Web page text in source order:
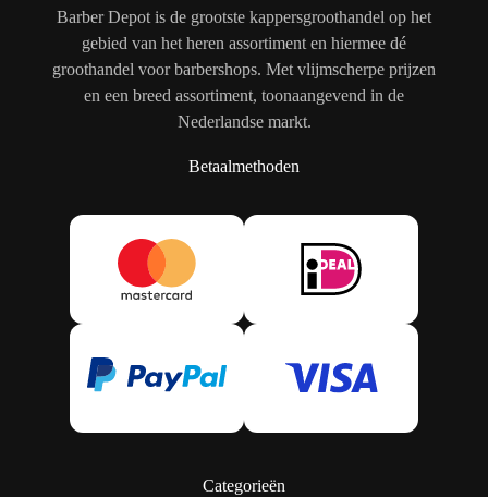
Barber Depot is de grootste kappersgroothandel op het
gebied van het heren assortiment en hiermee dé
groothandel voor barbershops. Met vlijmscherpe prijzen
en een breed assortiment, toonaangevend in de
Nederlandse markt.
Betaalmethoden
Categorieën